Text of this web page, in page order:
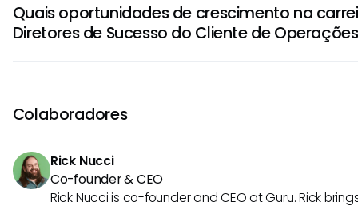
necessário ter habilidades como liderança,
relacionamentos com clientes, análise de dados e
Quais oportunidades de crescimento na
Diretores de Sucesso do Cliente de
transição para posições de consultoria ou assessoria,
relacionadas como gestão de produtos ou marketing. O
as perspectivas de carreira neste campo dinâmico.
Colaboradores
Rick Nucci
Co-founder & CEO
Rick Nucci is co-founder and CEO at Guru. Rick